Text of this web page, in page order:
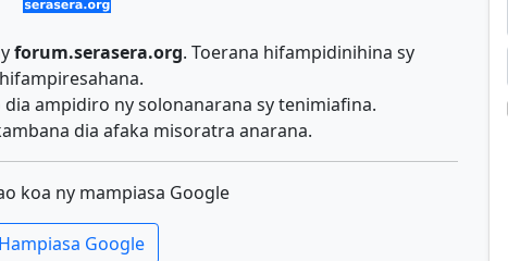
forum.serasera.org. Toerana hifampidinihina sy
hifampiresahana.
ampidiro ny solonanarana sy tenimiafina.
dia afaka misoratra anarana.
koa ny mampiasa Google
Hampiasa Google